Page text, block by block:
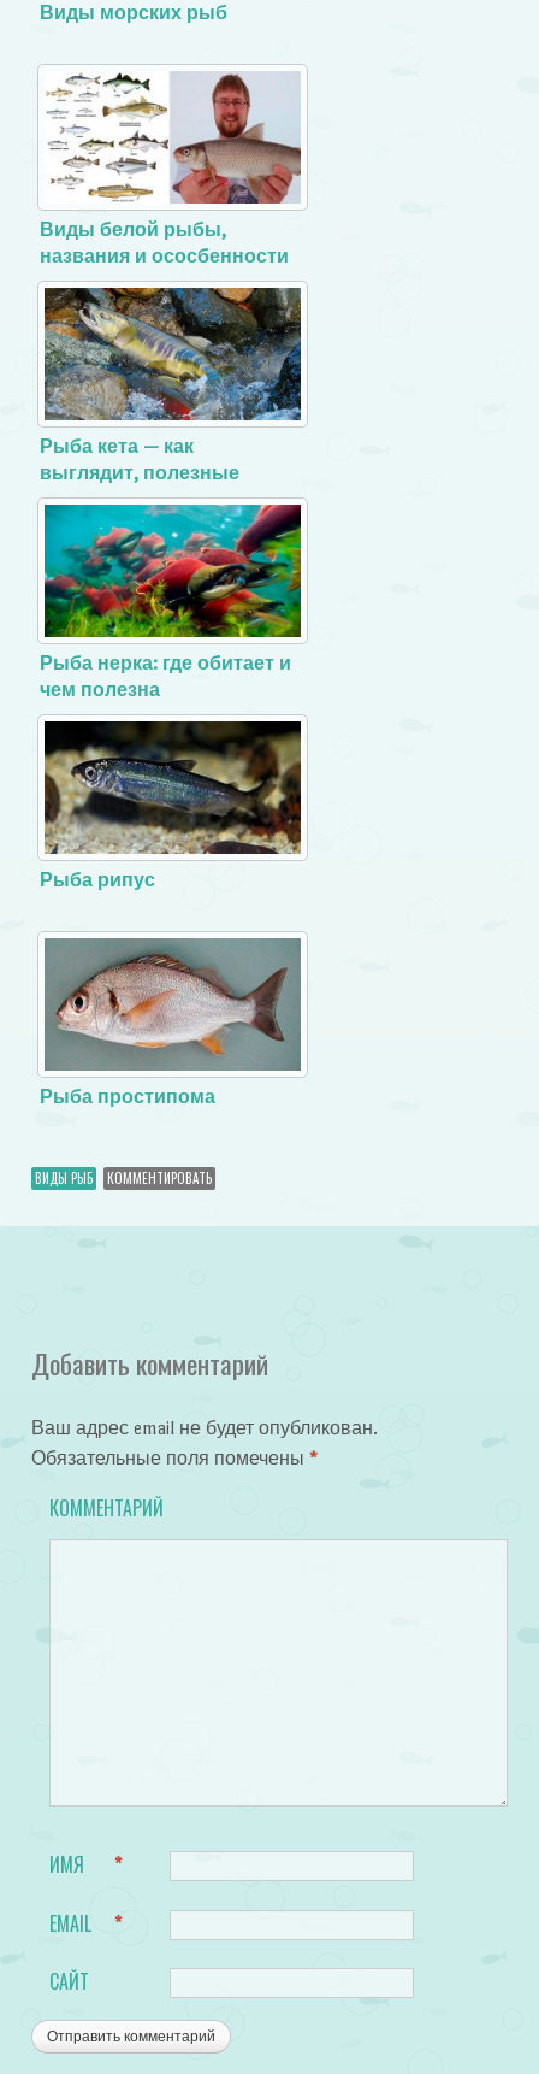
Виды морских рыб
Виды белой рыбы,
названия и ососбенности
Рыба кета — как
выглядит, полезные
свойства
Рыба нерка: где обитает и
чем полезна
Рыба рипус
Рыба простипома
ВИДЫ РЫБ КОММЕНТИРОВАТЬ
Добавить комментарий
Ваш адрес email не будет опубликован.
Обязательные поля помечены *
КОММЕНТАРИЙ
ИМЯ *
EMAIL *
САЙТ